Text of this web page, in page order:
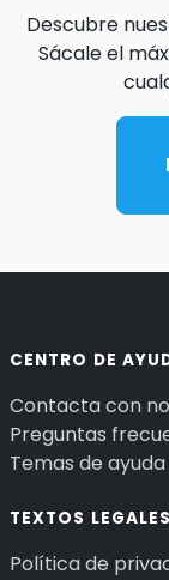
Descubre
Sácale el
CENTRO DE
Contacta con
Preguntas
Temas de ayuda
TEXTOS LEGALES
Política de